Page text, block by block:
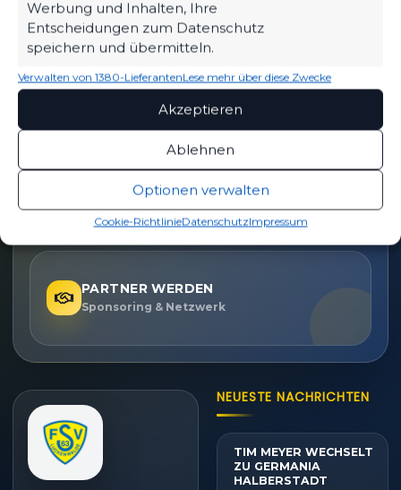
Werbung und Inhalten, Ihre
Entscheidungen zum Datenschutz
speichern und übermitteln.
Verwalten von 1380-LieferantenLese mehr über diese Zwecke
Akzeptieren
Ablehnen
Optionen verwalten
Cookie-RichtlinieDatenschutzImpressum
kompakt auf einen Blick.
TICKETS
SPIELPLAN
PARTNER WERDEN
Sponsoring & Netzwerk
NEUESTE NACHRICHTEN
TIM MEYER WECHSELT
ZU GERMANIA
HALBERSTADT